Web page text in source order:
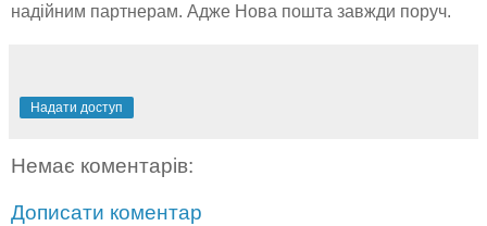
надійним партнерам. Адже Нова пошта завжди поруч.
Надати доступ
Немає коментарів:
Дописати коментар